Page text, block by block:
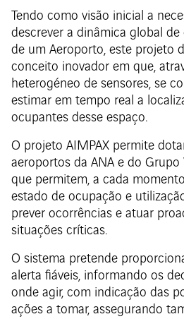
Tendo como visão inicial a
descrever a dinâmica global
de um Aeroporto, este projeto
conceito inovador em que,
heterogéneo de sensores, se
estimar em tempo real a
ocupantes desse espaço.
O projeto AIMPAX permite
aeroportos da ANA e do
que permitem, a cada
estado de ocupação e
prever ocorrências e atuar
situações críticas.
O sistema pretende
alerta fiáveis, informando os
onde agir, com indicação das
ações a tomar, assegurando